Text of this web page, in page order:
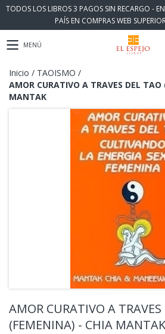
TODOS LOS LIBROS 3 PAGOS SIN RECARGO -
PAÍS EN COMPRAS WEB
MENÚ
Inicio / TAOISMO /
AMOR CURATIVO A TRAVES DEL
MANTAK
AMOR CURATIVO A
(FEMENINA) - CHIA MANTAK